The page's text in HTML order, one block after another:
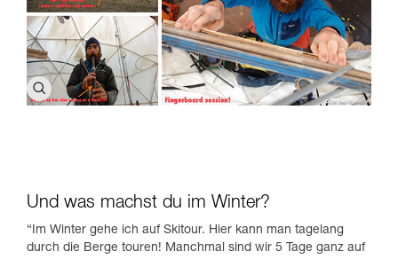
Und was machst du im Winter?
“Im Winter gehe ich auf Skitour. Hier kann man tagelang
durch die Berge touren! Manchmal sind wir 5 Tage ganz auf